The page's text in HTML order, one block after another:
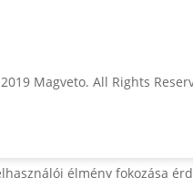
Magveto. All Rights
élmény fokozása